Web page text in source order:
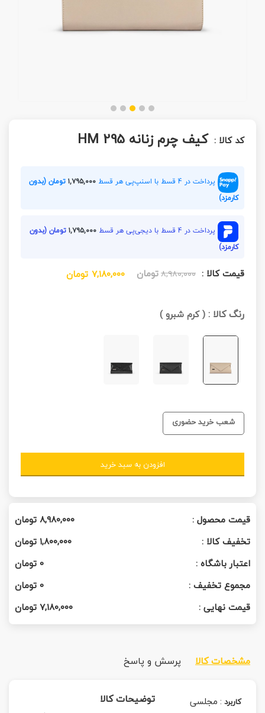
کد کالا : کیف چرم زنانه HM 295
پرداخت در 4 قسط با اسنپ‌پی هر قسط ۱,۷۹۵,۰۰۰تومان (بدون
کارمزد)
پرداخت در 4 قسط با دیجی‌پی هر قسط ۱,۷۹۵,۰۰۰تومان (بدون
کارمزد)
قیمت کالا : ۸,۹۸۰,۰۰۰تومان ۷,۱۸۰,۰۰۰ تومان
رنگ کالا :(کرم شبرو)
شعب خرید حضوری
افزودن به سبد خرید
قیمت محصول : ۸,۹۸۰,۰۰۰تومان
تخفیف کالا :
۱,۸۰۰,۰۰۰ تومان
اعتبار باشگاه :
0تومان
مجموع تخفیف :
0تومان
قیمت نهایی :
۷,۱۸۰,۰۰۰تومان
مشخصات کالا پرسش و پاسخ
کاربرد :مجلسی
توضیحات کالا